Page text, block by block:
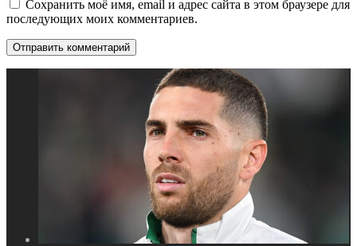
Сохранить моё имя, email и адрес сайта в этом браузере для
последующих моих комментариев.